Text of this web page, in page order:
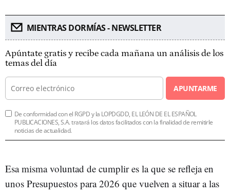
MIENTRAS DORMÍAS - NEWSLETTER
Apúntate gratis y recibe cada mañana un análisis de los
temas del día
APUNTARME
De conformidad con el RGPD y la LOPDGDD, EL LEÓN DE EL ESPAÑOL
PUBLICACIONES, S.A. tratará los datos facilitados con la finalidad de remitirle
noticias de actualidad.
Esa misma voluntad de cumplir es la que se refleja en
unos Presupuestos para 2026 que vuelven a situar a las